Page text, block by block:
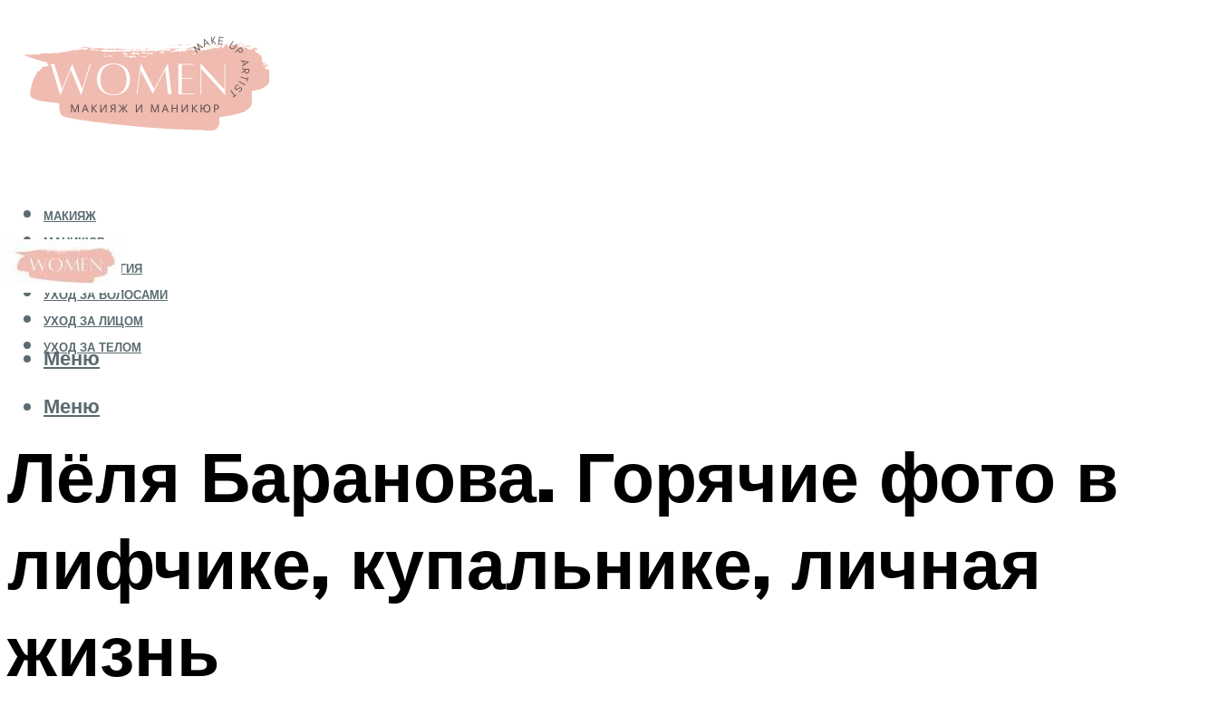
МАКИЯЖ
МАНИКЮР
КОСМЕТОЛОГИЯ
УХОД ЗА ВОЛОСАМИ
УХОД ЗА ЛИЦОМ
УХОД ЗА ТЕЛОМ
Меню
Меню
Лёля Баранова. Горячие фото в
лифчике, купальнике, личная
жизнь